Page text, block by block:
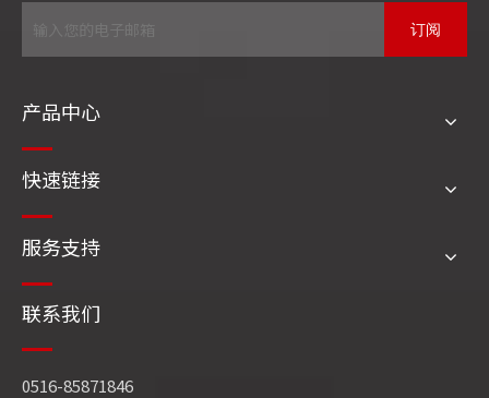
订阅
产品中心
快速链接
服务支持
联系我们
0516-85871846